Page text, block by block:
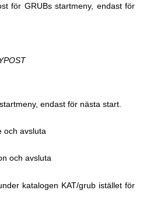
för GRUBs startmeny, endast för
endast för nästa start.
och avsluta
och avsluta
katalogen KAT/grub istället för